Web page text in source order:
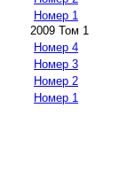
Номер 1
2009 Том 1
Номер 4
Номер 3
Номер 2
Номер 1